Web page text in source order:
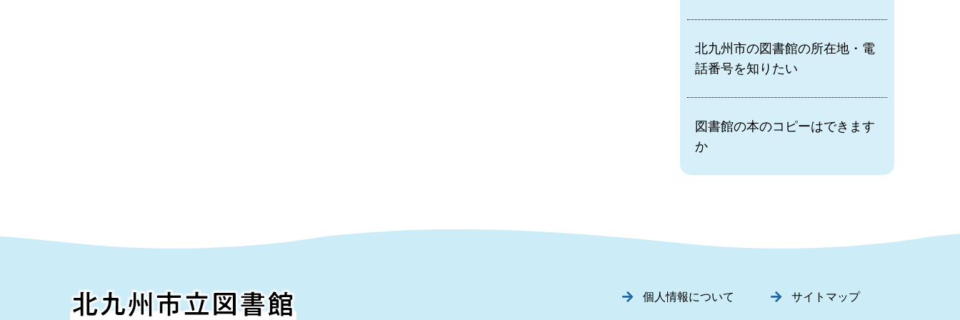
北九州市の図書館の所在地・電
話番号を知りたい
図書館の本のコピーはできます
か
個人情報について サイトマップ